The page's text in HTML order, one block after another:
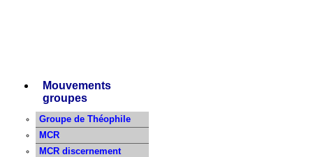
Mouvements
groupes
Groupe de Théophile
MCR
MCR discernement